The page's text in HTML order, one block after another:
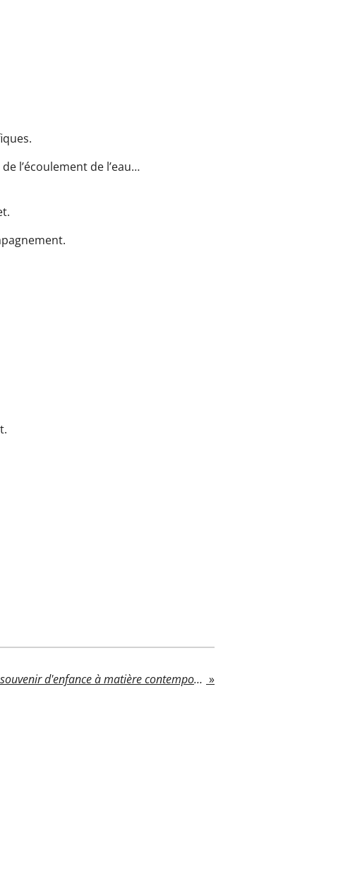
l’écoulement de l’eau…
Le papier peint : de souvenir d'enfance à matière contemporaine. »